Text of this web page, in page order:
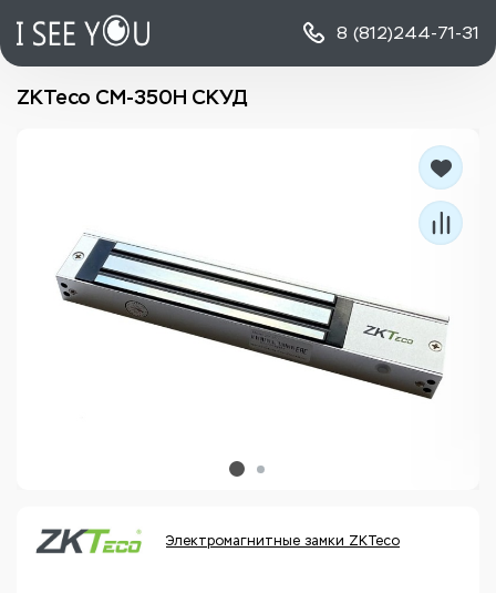
8 (812)244-71-31
ZKTeco CM-350H СКУД
Электромагнитные замки ZKTeco